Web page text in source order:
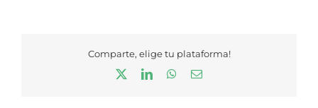
Comparte, elige tu plataforma!
LinkedInWhatsApp
Correo